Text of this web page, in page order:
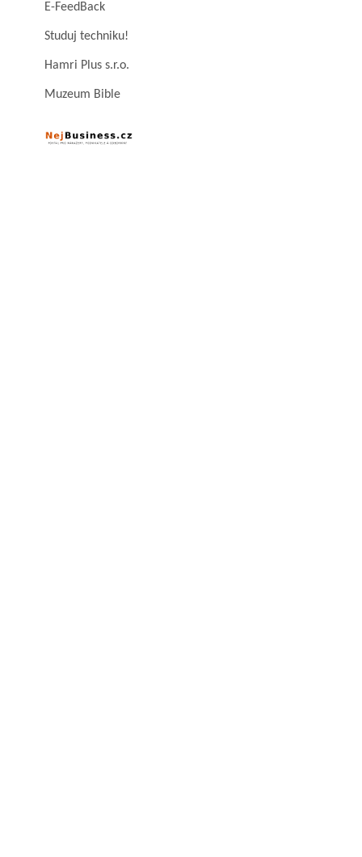
E-FeedBack
Studuj techniku!
Hamri Plus s.r.o.
Muzeum Bible